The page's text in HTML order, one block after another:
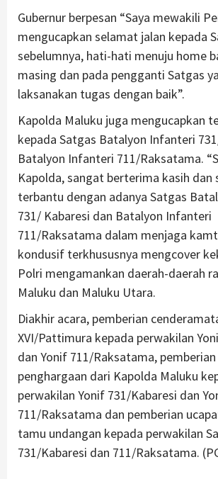
Gubernur berpesan “Saya mewakili
mengucapkan selamat jalan kepada
sebelumnya, hati-hati menuju home
masing dan pada pengganti Satgas
laksanakan tugas dengan baik”.
Kapolda Maluku juga mengucapkan
kepada Satgas Batalyon Infanteri
Batalyon Infanteri 711/Raksatama.
Kapolda, sangat berterima kasih dan
terbantu dengan adanya Satgas
731/ Kabaresi dan Batalyon Infanteri
711/Raksatama dalam menjaga
kondusif terkhususnya mengcover
Polri mengamankan daerah-daerah
Maluku dan Maluku Utara.
Diakhir acara, pemberian
XVI/Pattimura kepada perwakilan
dan Yonif 711/Raksatama,
penghargaan dari Kapolda Maluku
perwakilan Yonif 731/Kabaresi dan
711/Raksatama dan pemberian
tamu undangan kepada perwakilan
731/Kabaresi dan 711/Raksatama.